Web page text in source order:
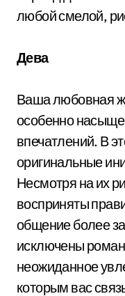
любой смелой,
Дева
Ваша любовная
особенно
впечатлений. В
оригинальные
Несмотря на их
восприняты
общение более
исключены
неожиданное
которым вас